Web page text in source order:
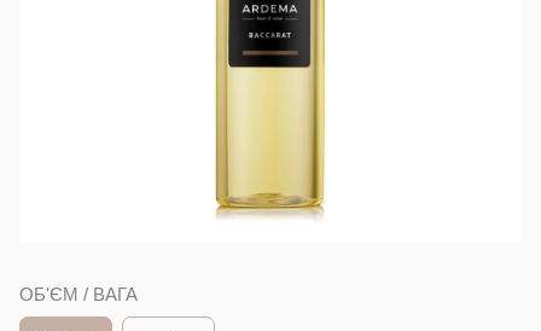
ОБ'ЄМ / ВАГА